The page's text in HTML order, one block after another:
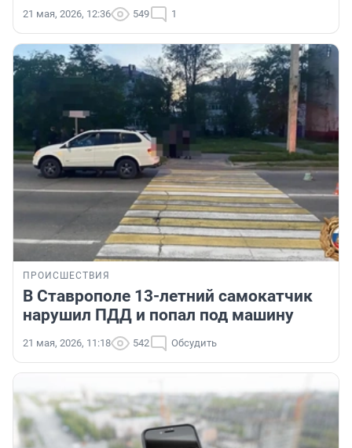
21 мая, 2026, 12:36 549 1
ПРОИСШЕСТВИЯ
В Ставрополе 13-летний самокатчик
нарушил ПДД и попал под машину
21 мая, 2026, 11:18 542 Обсудить